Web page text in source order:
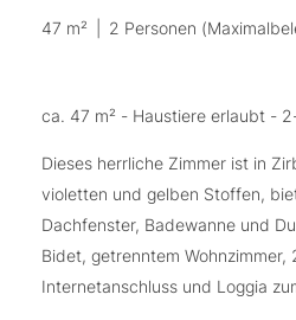
47 m² 2 Personen
ca. 47 m² - Haustiere erlaubt -
Dieses herrliche Zimmer ist in
violetten und gelben Stoffen,
Dachfenster, Badewanne und
Bidet, getrenntem Wohnzimmer,
Internetanschluss und Loggia